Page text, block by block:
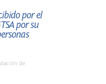
por el
por su
de